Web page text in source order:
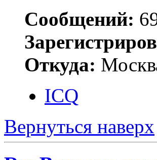
Сообщений:
Откуда:
ICQ
Вернуться наверх